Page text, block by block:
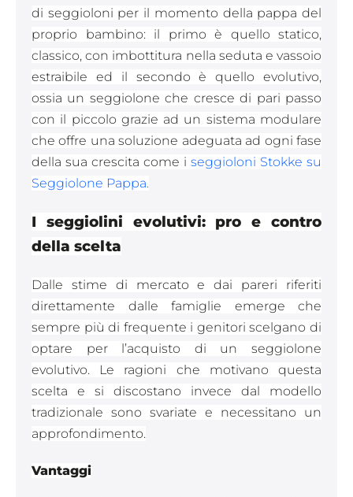
di seggioloni per il momento della pappa del
proprio bambino: il primo è quello statico,
classico, con imbottitura nella seduta e vassoio
estraibile ed il secondo è quello evolutivo,
ossia un seggiolone che cresce di pari passo
con il piccolo grazie ad un sistema modulare
che offre una soluzione adeguata ad ogni fase
della sua crescita come i seggioloni Stokke su
Seggiolone Pappa.
I seggiolini evolutivi: pro e contro
della scelta
Dalle stime di mercato e dai pareri riferiti
direttamente dalle famiglie emerge che
sempre più di frequente i genitori scelgano di
optare per l’acquisto di un seggiolone
evolutivo. Le ragioni che motivano questa
scelta e si discostano invece dal modello
tradizionale sono svariate e necessitano un
approfondimento.
Vantaggi